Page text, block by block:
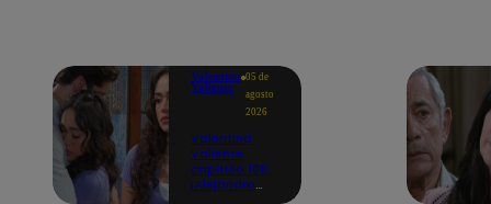
Valentina
Valiente
05 de
agosto
2026
Valentina
Valiente
capítulo 108:
¡Alejandro